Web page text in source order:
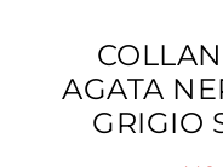
AGATA
GRIGIO